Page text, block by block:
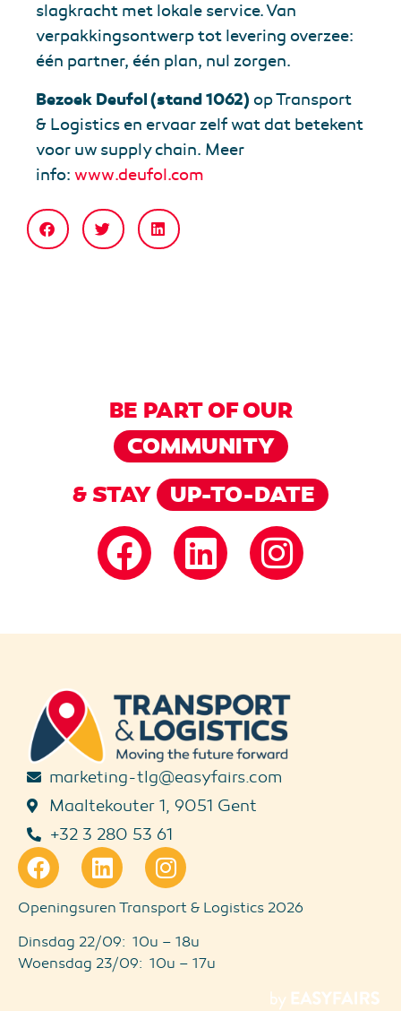
slagkracht met lokale service. Van
verpakkingsontwerp tot levering overzee:
één partner, één plan, nul zorgen.
Bezoek Deufol (stand 1062) op Transport
& Logistics en ervaar zelf wat dat betekent
voor uw supply chain. Meer
info: www.deufol.com
BE PART OF OUR
COMMUNITY
& STAY
UP-TO-DATE
marketing-tlg@easyfairs.com
Maaltekouter 1, 9051 Gent
+32 3 280 53 61
Openingsuren Transport & Logistics 2026
Dinsdag 22/09: 10u – 18u
Woensdag 23/09: 10u – 17u